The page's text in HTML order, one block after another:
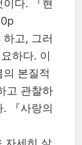
다. 『현
고, 그러
하다. 이
본질적
고 관찰하
『사랑의